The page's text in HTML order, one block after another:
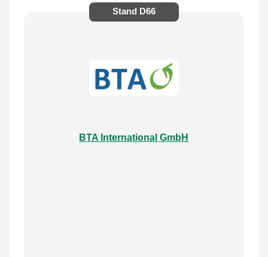
Stand D66
BTA International GmbH